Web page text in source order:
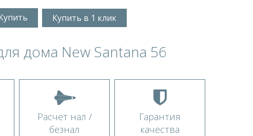
Купить в 1 клик
дома New Santana 56
Расчет нал /
безнал
Гарантия
качества